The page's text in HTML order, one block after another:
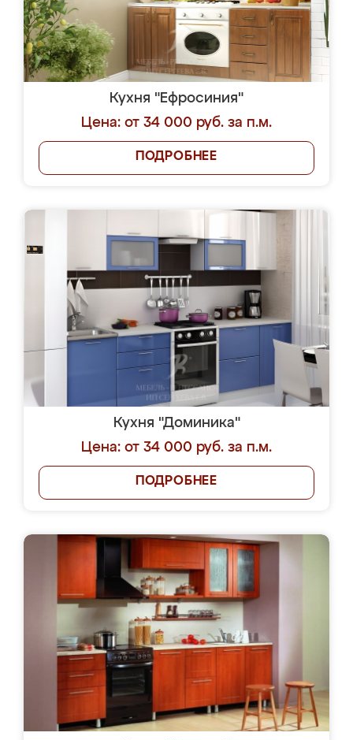
Кухня "Ефросиния"
Цена: от 34 000 руб. за п.м.
ПОДРОБНЕЕ
Кухня "Доминика"
Цена: от 34 000 руб. за п.м.
ПОДРОБНЕЕ